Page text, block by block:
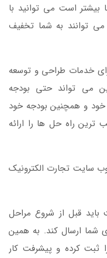
بیشتر است می توانید با
می توانند به شما تخفیف
خدمات طراحی و توسعه
می تواند حتی بودجه
خود و همچنین بودجه خود
ترین راه حل ها را ارائه
وب سایت تجارت الکترونیک
قبل از شروع مراحل
شما ارسال کند. به همین
ثبت کرده و پیشرفت کار